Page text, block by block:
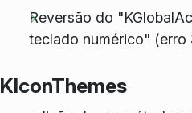
Reversão do
teclado numérico" (erro
KIconThemes